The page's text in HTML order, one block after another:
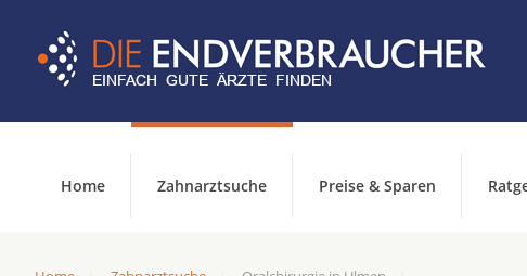
Home Zahnarztsuche Preise & Sparen